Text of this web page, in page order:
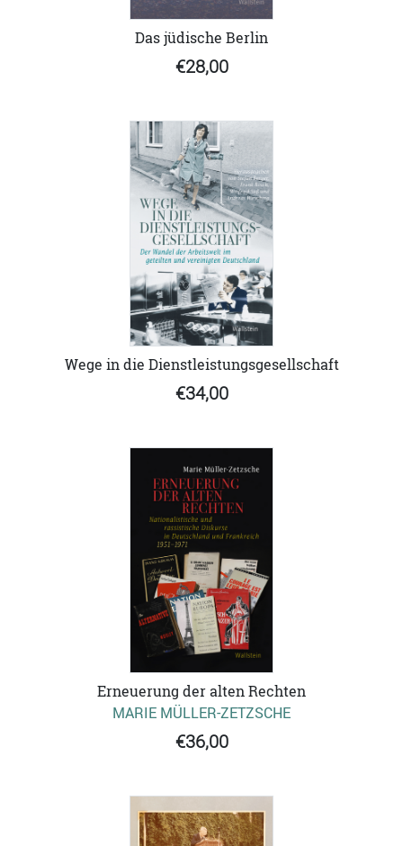
Das jüdische Berlin
€28,00
Wege in die Dienstleistungsgesellschaft
€34,00
Erneuerung der alten Rechten
MARIE MÜLLER-ZETZSCHE
€36,00